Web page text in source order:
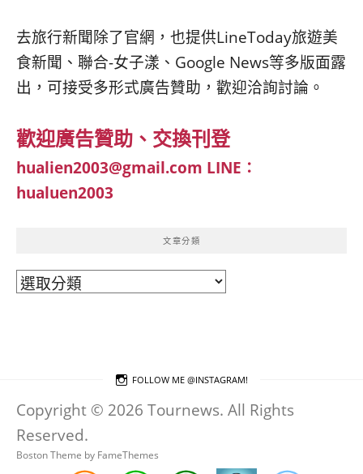
去旅行新聞除了官網，也提供LineToday旅遊美
食新聞、聯合-女子漾、Google News等多版面露
出，可接受多形式廣告贊助，歡迎洽詢討論。
歡迎廣告贊助、交換刊登
hualien2003@gmail.com LINE：
hualuen2003
文章分類
文
FOLLOW ME @INSTAGRAM!
Copyright © 2026 Tournews. All Rights
Reserved.
Boston Theme by FameThemes